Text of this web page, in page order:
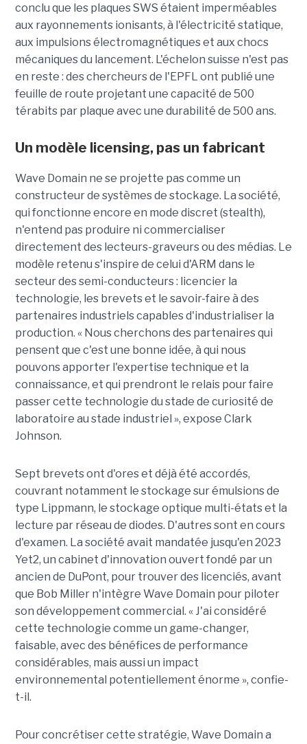
conclu que les plaques SWS étaient imperméables
aux rayonnements ionisants, à l'électricité statique,
aux impulsions électromagnétiques et aux chocs
mécaniques du lancement. L'échelon suisse n'est pas
en reste : des chercheurs de l'EPFL ont publié une
feuille de route projetant une capacité de 500
térabits par plaque avec une durabilité de 500 ans.
Un modèle licensing, pas un fabricant
Wave Domain ne se projette pas comme un
constructeur de systèmes de stockage. La société,
qui fonctionne encore en mode discret (stealth),
n'entend pas produire ni commercialiser
directement des lecteurs-graveurs ou des médias. Le
modèle retenu s'inspire de celui d'ARM dans le
secteur des semi-conducteurs : licencier la
technologie, les brevets et le savoir-faire à des
partenaires industriels capables d'industrialiser la
production. « Nous cherchons des partenaires qui
pensent que c'est une bonne idée, à qui nous
pouvons apporter l'expertise technique et la
connaissance, et qui prendront le relais pour faire
passer cette technologie du stade de curiosité de
laboratoire au stade industriel », expose Clark
Johnson.
Sept brevets ont d'ores et déjà été accordés,
couvrant notamment le stockage sur émulsions de
type Lippmann, le stockage optique multi-états et la
lecture par réseau de diodes. D'autres sont en cours
d'examen. La société avait mandatée jusqu'en 2023
Yet2, un cabinet d'innovation ouvert fondé par un
ancien de DuPont, pour trouver des licenciés, avant
que Bob Miller n'intègre Wave Domain pour piloter
son développement commercial. « J'ai considéré
cette technologie comme un game-changer,
faisable, avec des bénéfices de performance
considérables, mais aussi un impact
environnemental potentiellement énorme », confie-
t-il.
Pour concrétiser cette stratégie, Wave Domain a